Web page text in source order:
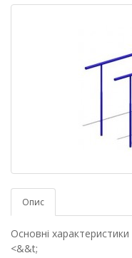
Опис
Основні характеристики
<&&t;